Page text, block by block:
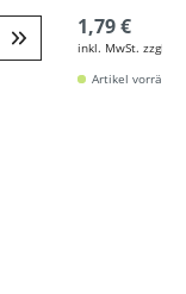
Weiter zur Detail
1,79 €
inkl. MwSt. zzgl.
Artikel vorrätig